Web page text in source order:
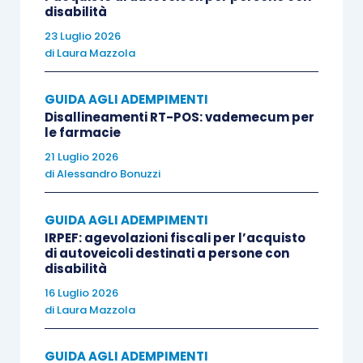
il cessionario/committente nazionale abbia
osservato gli obblighi di debitore dell’imposta ai
sensi dell’art. 17, secondo comma, Dpr n.
Entrate nel video forum tenutosi la scorsa
settimana: tali operazioni vanno indicate due
volte?
operazioni passive confornitori esteri
quali il cessionario/committente nazionale abbia
emesso autofattura oppure abbia proceduto ad
integrare la fattura se il fornitore è un soggetto
disabilità
23 Luglio 2026
di Laura Mazzola
GUIDA AGLI ADEMPIMENTI
Disallineamenti RT-POS: vademecum per
le farmacie
21 Luglio 2026
diAlessandro Bonuzzi
GUIDA AGLI ADEMPIMENTI
IRPEF: agevolazioni fiscali per l’acquisto
di autoveicoli destinati a persone con
disabilità
16 Luglio 2026
di Laura Mazzola
GUIDA AGLI ADEMPIMENTI